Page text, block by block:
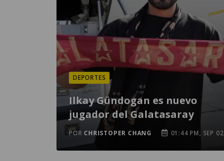
DEPORTES
Ilkay Gündogan es nuevo
jugador del Galatasaray
POR CHRISTOPER CHANG 01:44 PM, SEP 02